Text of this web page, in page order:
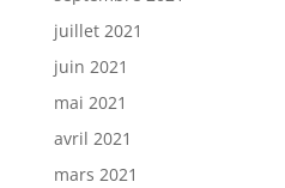
juillet 2021
juin 2021
mai 2021
avril 2021
mars 2021